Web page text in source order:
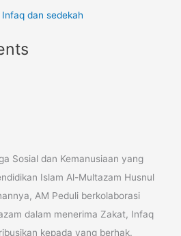
dan sedekah
Sosial dan Kemanusiaan yang
Islam Al-Multazam Husnul
AM Peduli berkolaborasi
dalam menerima Zakat, Infaq
kepada yang berhak.